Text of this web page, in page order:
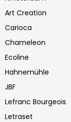
Art Creation
Carioca
Chameleon
Ecoline
Hahnemühle
JBF
Lefranc Bourgeois
Letraset